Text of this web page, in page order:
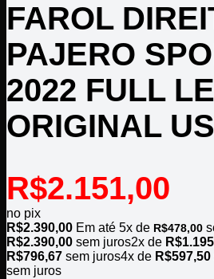
FAROL
PAJERO
2022 FULL
ORIGINAL
R$2.151,00
no pix
R$2.390,00 Em até 5x de R$478,00
R$2.390,00 sem juros2x de R$
R$796,67 sem juros4x de R$597,50
sem juros